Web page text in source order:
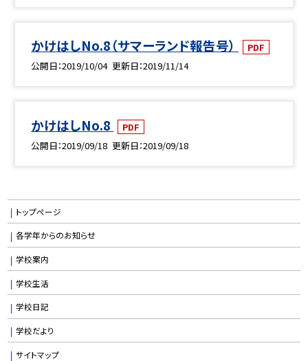
かけはしNo.8（サマーランド報告号）
PDF
公開日 2019/10/04 更新日 2019/11/14
かけはしNo.8
PDF
公開日 2019/09/18 更新日 2019/09/18
トップページ
各学年からのお知らせ
学校案内
学校生活
学校日記
学校だより
サイトマップ